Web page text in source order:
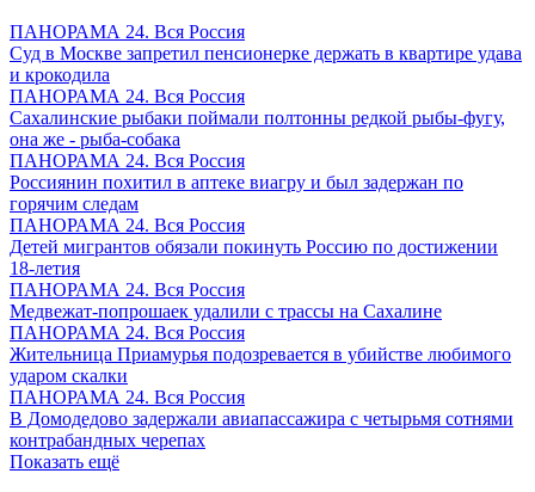
ПАНОРАМА 24. Вся Россия
Суд в Москве запретил пенсионерке держать в квартире удава
и крокодила
ПАНОРАМА 24. Вся Россия
Сахалинские рыбаки поймали полтонны редкой рыбы-фугу,
она же - рыба-собака
ПАНОРАМА 24. Вся Россия
Россиянин похитил в аптеке виагру и был задержан по
горячим следам
ПАНОРАМА 24. Вся Россия
Детей мигрантов обязали покинуть Россию по достижении
18-летия
ПАНОРАМА 24. Вся Россия
Медвежат-попрошаек удалили с трассы на Сахалине
ПАНОРАМА 24. Вся Россия
Жительница Приамурья подозревается в убийстве любимого
ударом скалки
ПАНОРАМА 24. Вся Россия
В Домодедово задержали авиапассажира с четырьмя сотнями
контрабандных черепах
Показать ещё